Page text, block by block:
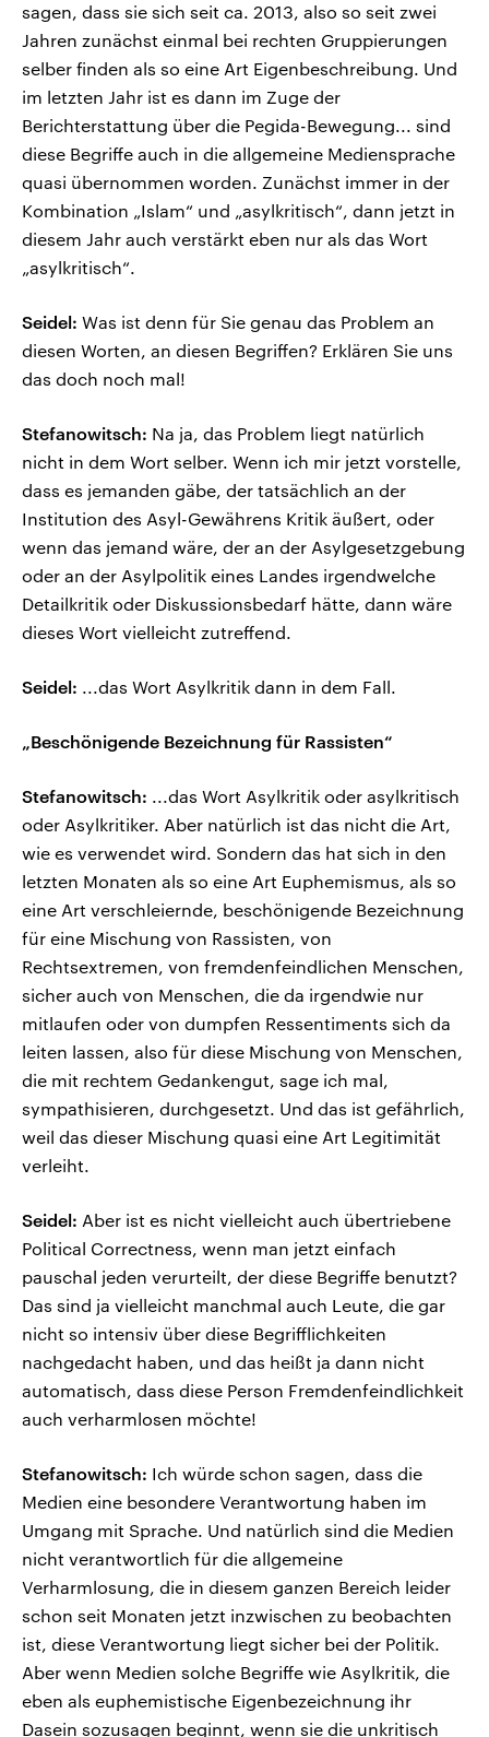
sagen, dass sie sich seit ca. 2013, also so seit zwei
Jahren zunächst einmal bei rechten Gruppierungen
selber finden als so eine Art Eigenbeschreibung. Und
im letzten Jahr ist es dann im Zuge der
Berichterstattung über die Pegida-Bewegung... sind
diese Begriffe auch in die allgemeine Mediensprache
quasi übernommen worden. Zunächst immer in der
Kombination „Islam“ und „asylkritisch“, dann jetzt in
diesem Jahr auch verstärkt eben nur als das Wort
„asylkritisch“.
Seidel: Was ist denn für Sie genau das Problem an
diesen Worten, an diesen Begriffen? Erklären Sie uns
das doch noch mal!
Stefanowitsch: Na ja, das Problem liegt natürlich
nicht in dem Wort selber. Wenn ich mir jetzt vorstelle,
dass es jemanden gäbe, der tatsächlich an der
Institution des Asyl-Gewährens Kritik äußert, oder
wenn das jemand wäre, der an der Asylgesetzgebung
oder an der Asylpolitik eines Landes irgendwelche
Detailkritik oder Diskussionsbedarf hätte, dann wäre
dieses Wort vielleicht zutreffend.
Seidel: ...das Wort Asylkritik dann in dem Fall.
„Beschönigende Bezeichnung für Rassisten“
Stefanowitsch: ...das Wort Asylkritik oder asylkritisch
oder Asylkritiker. Aber natürlich ist das nicht die Art,
wie es verwendet wird. Sondern das hat sich in den
letzten Monaten als so eine Art Euphemismus, als so
eine Art verschleiernde, beschönigende Bezeichnung
für eine Mischung von Rassisten, von
Rechtsextremen, von fremdenfeindlichen Menschen,
sicher auch von Menschen, die da irgendwie nur
mitlaufen oder von dumpfen Ressentiments sich da
leiten lassen, also für diese Mischung von Menschen,
die mit rechtem Gedankengut, sage ich mal,
sympathisieren, durchgesetzt. Und das ist gefährlich,
weil das dieser Mischung quasi eine Art Legitimität
verleiht.
Seidel: Aber ist es nicht vielleicht auch übertriebene
Political Correctness, wenn man jetzt einfach
pauschal jeden verurteilt, der diese Begriffe benutzt?
Das sind ja vielleicht manchmal auch Leute, die gar
nicht so intensiv über diese Begrifflichkeiten
nachgedacht haben, und das heißt ja dann nicht
automatisch, dass diese Person Fremdenfeindlichkeit
auch verharmlosen möchte!
Stefanowitsch: Ich würde schon sagen, dass die
Medien eine besondere Verantwortung haben im
Umgang mit Sprache. Und natürlich sind die Medien
nicht verantwortlich für die allgemeine
Verharmlosung, die in diesem ganzen Bereich leider
schon seit Monaten jetzt inzwischen zu beobachten
ist, diese Verantwortung liegt sicher bei der Politik.
Aber wenn Medien solche Begriffe wie Asylkritik, die
eben als euphemistische Eigenbezeichnung ihr
Dasein sozusagen beginnt, wenn sie die unkritisch